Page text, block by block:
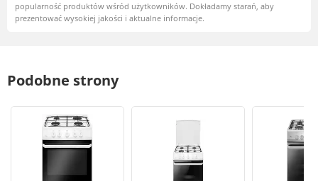
popularność produktów wśród użytkowników. Dokładamy starań, aby
prezentować wysokiej jakości i aktualne informacje.
Podobne strony